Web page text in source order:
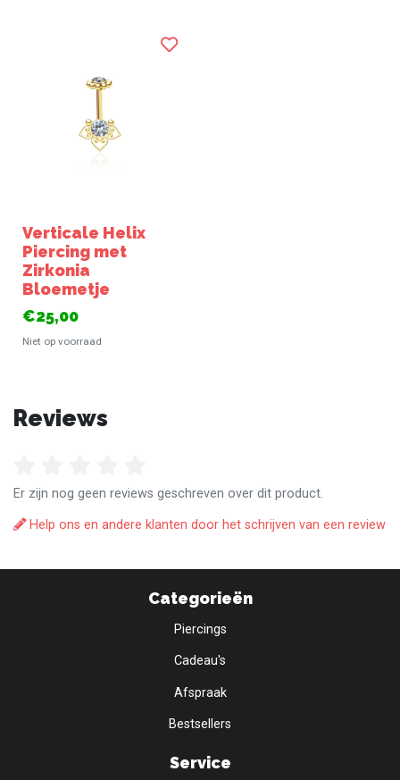
Verticale Helix
Piercing met
Zirkonia
Bloemetje
€25,00
Niet op voorraad
Reviews
Er zijn nog geen reviews geschreven over dit product.
Help ons en andere klanten door het schrijven van een review
Categorieën
Piercings
Cadeau's
Afspraak
Bestsellers
Service